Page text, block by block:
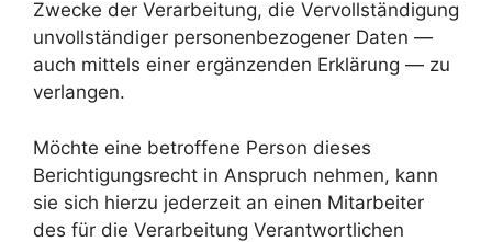
Zwecke der Verarbeitung, die Vervollständigung
unvollständiger personenbezogener Daten —
auch mittels einer ergänzenden Erklärung — zu
verlangen.
Möchte eine betroffene Person dieses
Berichtigungsrecht in Anspruch nehmen, kann
sie sich hierzu jederzeit an einen Mitarbeiter
des für die Verarbeitung Verantwortlichen